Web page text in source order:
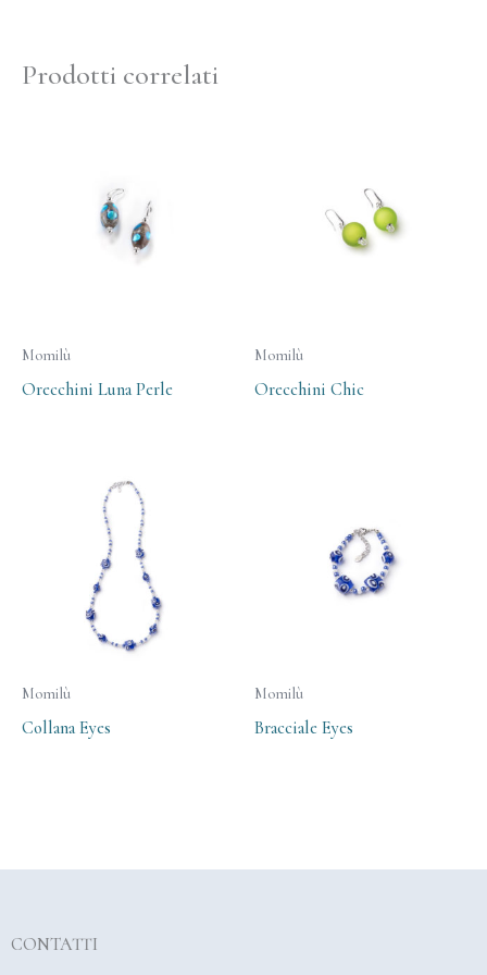
Prodotti correlati
Momilù
Orecchini Luna Perle
Momilù
Orecchini Chic
Momilù
Collana Eyes
Momilù
Bracciale Eyes
CONTATTI